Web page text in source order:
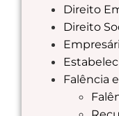
Direito
Direito
Falência